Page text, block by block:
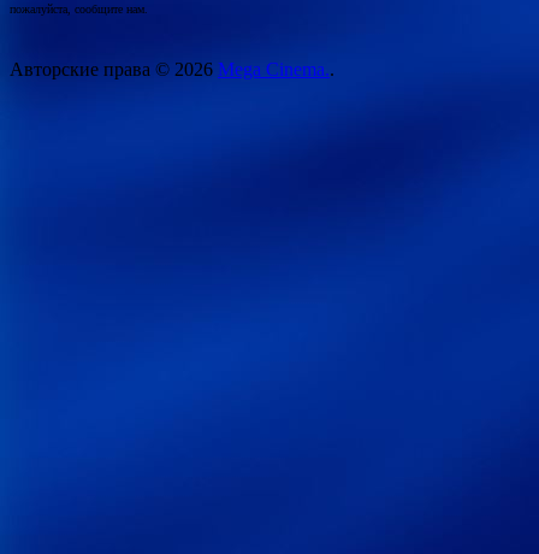
пожалуйста, сообщите нам.
Авторские права © 2026 Mega Cinema..